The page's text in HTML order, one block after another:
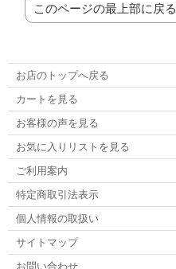
このページの最上部に戻る
お店のトップへ戻る
カートを見る
お客様の声を見る
お気に入りリストを見る
ご利用案内
特定商取引法表示
個人情報の取扱い
サイトマップ
お問い合わせ